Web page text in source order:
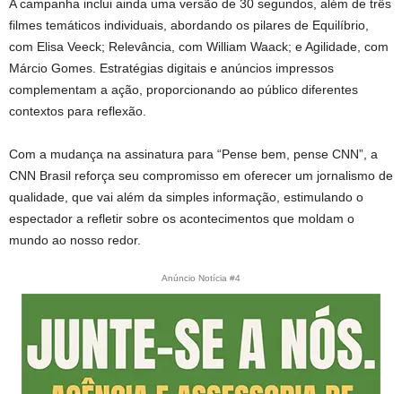
A campanha inclui ainda uma versão de 30 segundos, além de três
filmes temáticos individuais, abordando os pilares de Equilíbrio,
com Elisa Veeck; Relevância, com William Waack; e Agilidade, com
Márcio Gomes. Estratégias digitais e anúncios impressos
complementam a ação, proporcionando ao público diferentes
contextos para reflexão.
Com a mudança na assinatura para “Pense bem, pense CNN”, a
CNN Brasil reforça seu compromisso em oferecer um jornalismo de
qualidade, que vai além da simples informação, estimulando o
espectador a refletir sobre os acontecimentos que moldam o
mundo ao nosso redor.
Anúncio Notícia #4